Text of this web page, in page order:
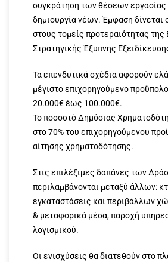
συγκράτηση των θέσεων εργασίας
δημιουργία νέων. Έμφαση δίνεται
στους τομείς προτεραιότητας της
Στρατηγικής Έξυπνης
Τα επενδυτικά σχέδια αφορούν
μέγιστο επιχορηγούμενο
20.000€ έως 100.000€.
Το ποσοστό Δημόσιας
στο 70% του επιχορηγούμενου
αίτησης χρηματοδότησης.
Στις επιλέξιμες δαπάνες των
περιλαμβάνονται μεταξύ άλλων:
εγκαταστάσεις και περιβάλλων
& μεταφορικά μέσα, παροχή
λογισμικού.
Οι ενισχύσεις θα διατεθούν στο